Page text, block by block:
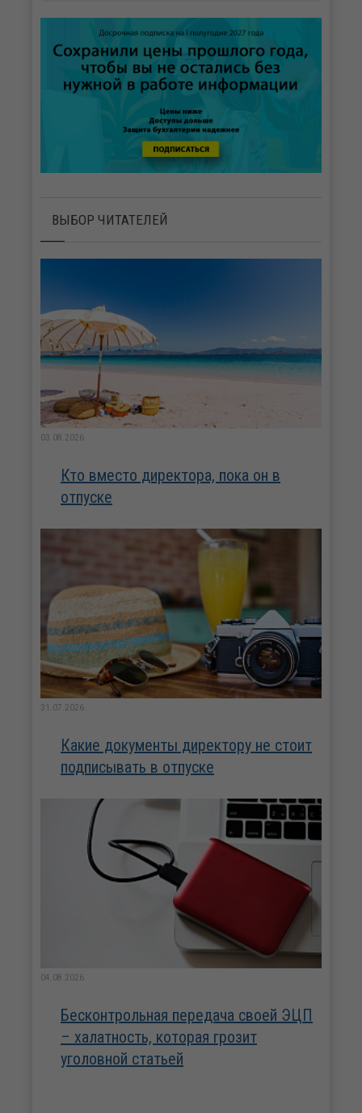
ВЫБОР ЧИТАТЕЛЕЙ
03.08.2026
Кто вместо директора, пока он в
отпуске
31.07.2026
Какие документы директору не стоит
подписывать в отпуске
04.08.2026
Бесконтрольная передача своей ЭЦП
– халатность, которая грозит
уголовной статьей